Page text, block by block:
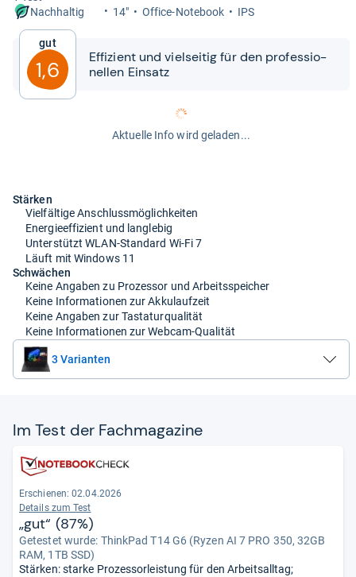
Nachhaltig
14" Office-​Note­book IPS
Gut
1,6
Effi­zi­ent und viel­sei­tig für den pro­fes­sio­
nel­len Ein­satz
Aktuelle Info wird geladen...
Stärken
Vielfältige Anschlussmöglichkeiten
Energieeffizient und langlebig
Unterstützt WLAN-Standard Wi-Fi 7
Läuft mit Windows 11
Schwächen
Keine Angaben zu Prozessor und Arbeitsspeicher
Keine Informationen zur Akkulaufzeit
Keine Angaben zur Tastaturqualität
Keine Informationen zur Webcam-Qualität
3 Varianten
Im Test der Fach­ma­ga­zine
Erschienen:02.04.2026
Details zum Test
„gut“ (87%)
Getestet wurde: ThinkPad T14 G6 (Ryzen AI 7 PRO 350, 32GB
RAM, 1TB SSD)
Stärken: starke Prozessorleistung für den Arbeitsalltag;